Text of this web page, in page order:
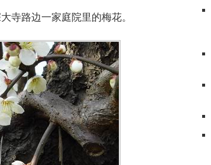
寺路边一家庭院里的梅花。